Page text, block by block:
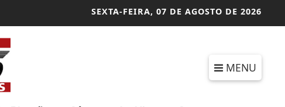
SEXTA-FEIRA, 07 DE AGOSTO DE 2026
MENU